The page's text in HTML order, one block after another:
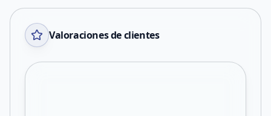
Valoraciones de clientes